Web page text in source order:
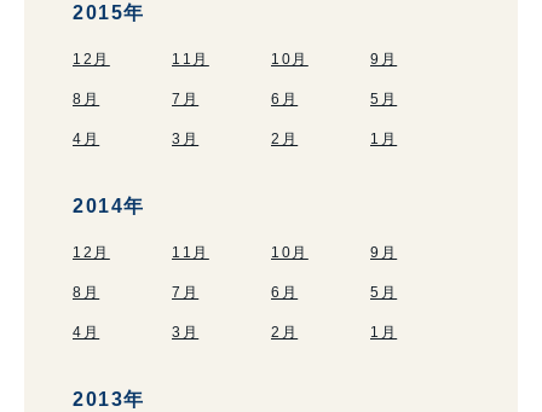
2015年
12月 11月 10月 9月
8月 7月 6月 5月
4月 3月 2月 1月
2014年
12月 11月 10月 9月
8月 7月 6月 5月
4月 3月 2月 1月
2013年